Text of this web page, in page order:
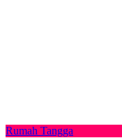
Rumah Tangga